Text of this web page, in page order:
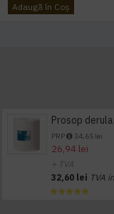
Adaugă în Coş
PRP 34,65 lei
26,94 lei
+ TVA
32,60 lei TVA